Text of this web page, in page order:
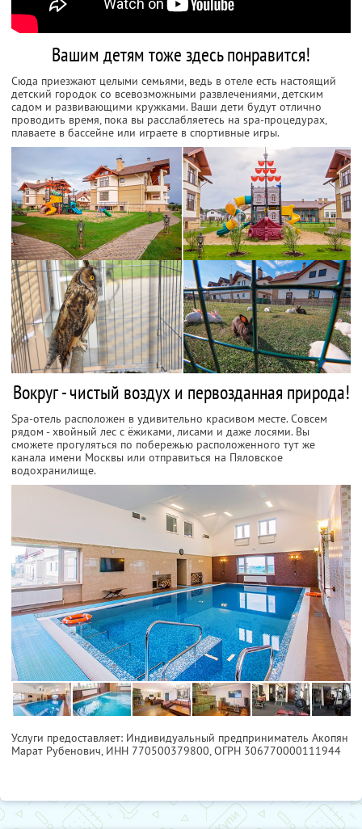
Вашим детям тоже здесь понравится!
Сюда приезжают целыми семьями, ведь в отеле есть настоящий
детский городок со всевозможными развлечениями, детским
садом и развивающими кружками. Ваши дети будут отлично
проводить время, пока вы расслабляетесь на spa-процедурах,
плаваете в бассейне или играете в спортивные игры.
Вокруг - чистый воздух и первозданная природа!
Spa-отель расположен в удивительно красивом месте. Совсем
рядом - хвойный лес с ёжиками, лисами и даже лосями. Вы
сможете прогуляться по побережью расположенного тут же
канала имени Москвы или отправиться на Пяловское
водохранилище.
Услуги предоставляет: Индивидуальный предприниматель Акопян
Марат Рубенович, ИНН 770500379800 , ОГРН 306770000111944